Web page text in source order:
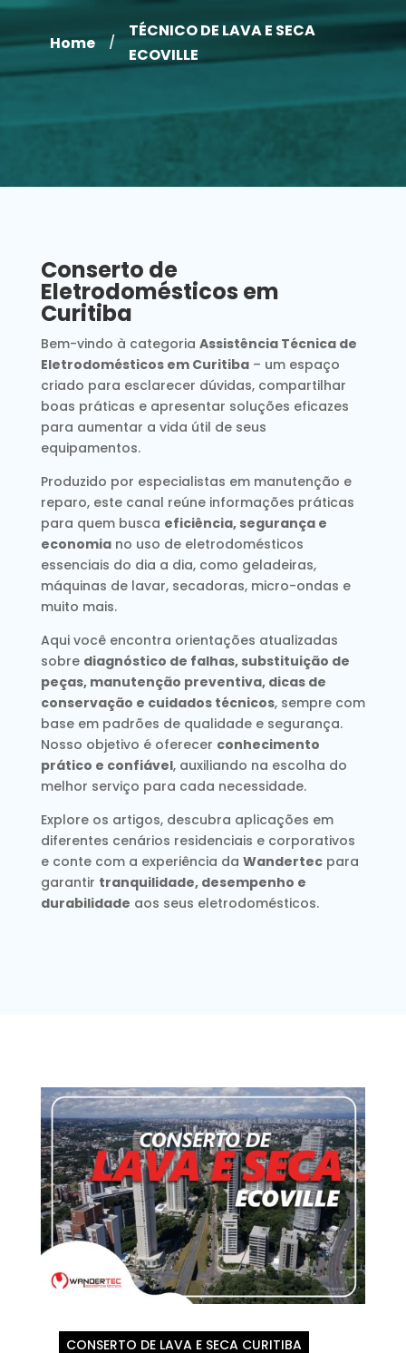
Home /
TÉCNICO DE LAVA E SECA
ECOVILLE
Conserto de
Eletrodomésticos em
Curitiba
Bem-vindo à categoria Assistência Técnica de
Eletrodomésticos em Curitiba– um espaço
criado para esclarecer dúvidas, compartilhar
boas práticas e apresentar soluções eficazes
para aumentar a vida útil de seus
equipamentos.
Produzido por especialistas em manutenção e
reparo, este canal reúne informações práticas
para quem busca eficiência, segurança e
economiano uso de eletrodomésticos
essenciais do dia a dia, como geladeiras,
máquinas de lavar, secadoras, micro-ondas e
muito mais.
Aqui você encontra orientações atualizadas
sobre diagnóstico de falhas, substituição de
peças, manutenção preventiva, dicas de
conservação e cuidados técnicos, sempre com
base em padrões de qualidade e segurança.
Nosso objetivo é oferecer conhecimento
prático e confiável, auxiliando na escolha do
melhor serviço para cada necessidade.
Explore os artigos, descubra aplicações em
diferentes cenários residenciais e corporativos
e conte com a experiência da Wandertecpara
garantir tranquilidade, desempenho e
durabilidade aos seus eletrodomésticos.
CONSERTO DE LAVA E SECA CURITIBA